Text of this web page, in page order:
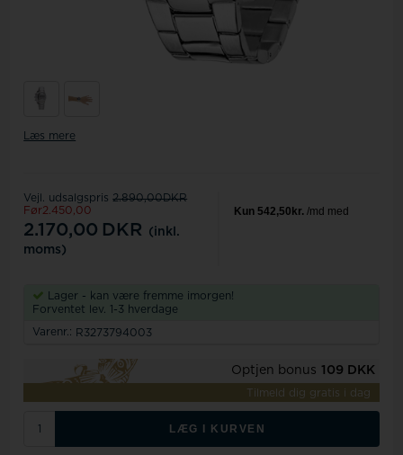
Læs mere
Vejl. udsalgspris 2.890,00DKR
Før2.450,00
2.170,00 DKR
(inkl.
moms)
Lager - kan være fremme imorgen!
Forventet lev. 1-3 hverdage
Varenr.: R3273794003
Optjen bonus 109 DKK
Tilmeld dig gratis i dag
LÆG I KURVEN